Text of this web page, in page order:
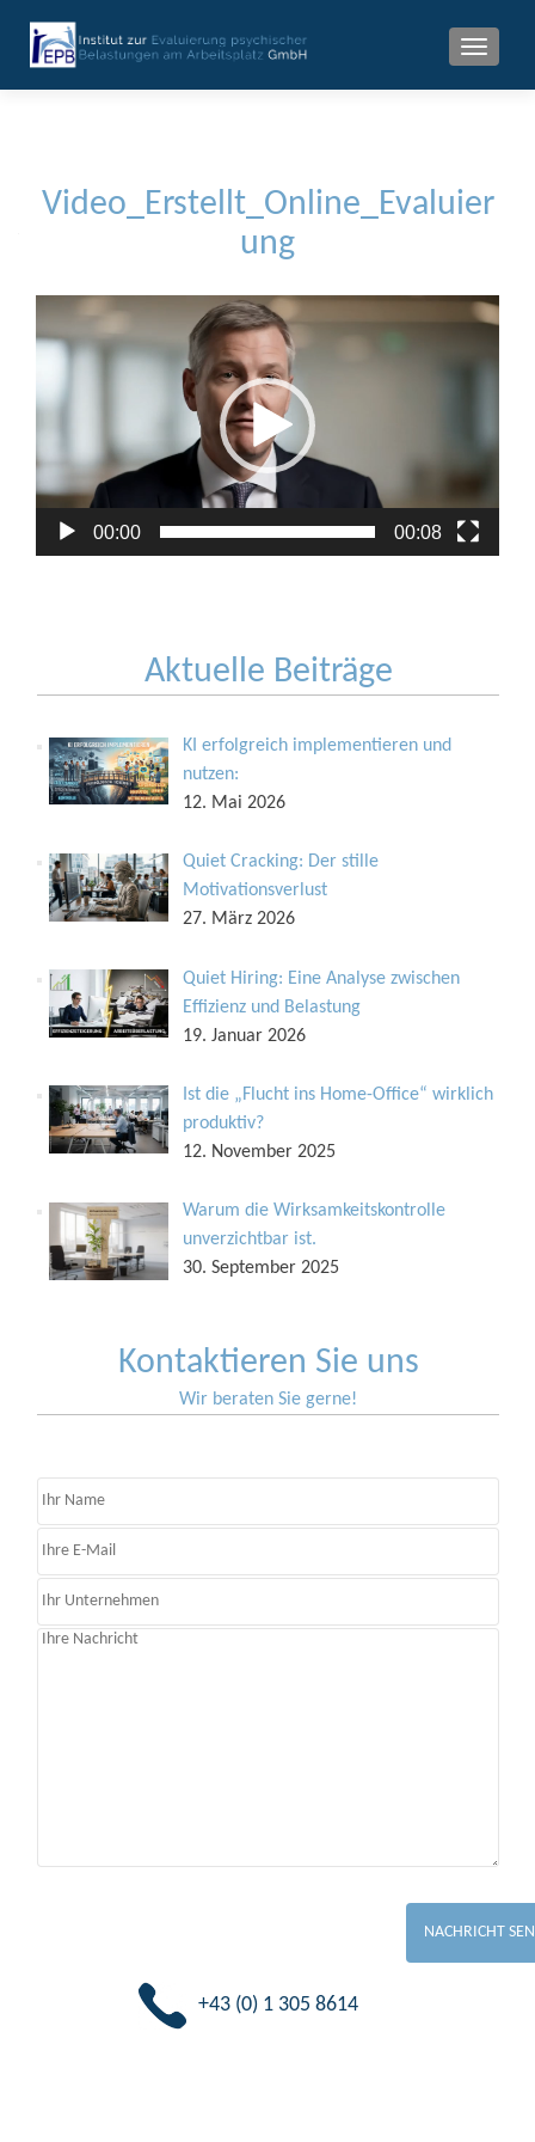
MENU
Video_Erstellt_Online_Evaluier
ung
Video-
00:00 00:08
Aktuelle Beiträge
KI erfolgreich implementieren und
nutzen:
12. Mai 2026
Quiet Cracking: Der stille
Motivationsverlust
27. März 2026
Quiet Hiring: Eine Analyse zwischen
Effizienz und Belastung
19. Januar 2026
Ist die „Flucht ins Home-Office“ wirklich
produktiv?
12. November 2025
Warum die Wirksamkeitskontrolle
unverzichtbar ist.
30. September 2025
Kontaktieren Sie uns
Wir beraten Sie gerne!
+43 (0) 1 305 8614